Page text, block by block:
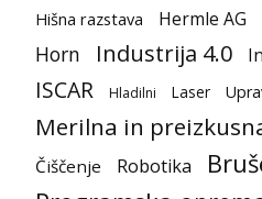
Hišna razstava Hermle AG
Horn
Industrija 4.0
ISCAR Hladilni Laser
Merilna in
Čiščenje Robotika